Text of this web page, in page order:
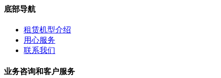
底部导航
租赁机型介绍
用心服务
联系我们
业务咨询和客户服务